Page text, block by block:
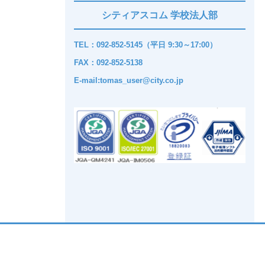
シティアスコム 学校法人部
TEL：092-852-5145（平日 9:30～17:00）
FAX：092-852-5138
E-mail:tomas_user@city.co.jp